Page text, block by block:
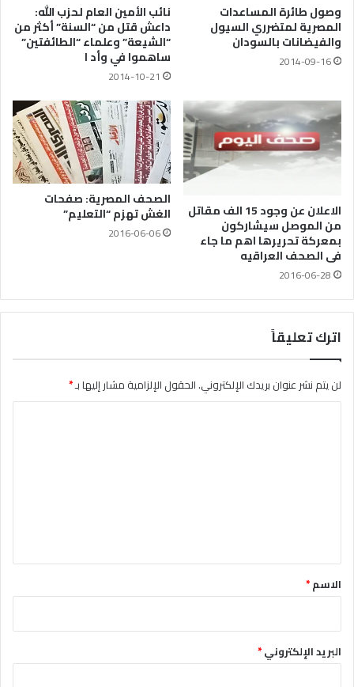
وصول طائرة المساعدات
المصرية لمتضرري السيول
والفيضانات بالسودان
2014-09-16
نائب الأمين العام لحزب الله:
داعش قتل من “السنة” أكثر من
“الشيعة” وعلماء “الطائفتين”
ساهموا في وأد ا
2014-10-21
الاعلان عن وجود 15 الف مقاتل
من الموصل سيشاركون
بمعركة تحريرها اهم ما جاء
فى الصحف العراقيه
2016-06-28
الصحف المصرية: صفحات
الغش تهزم “التعليم”
2016-06-06
اترك تعليقاً
لن يتم نشر عنوان بريدك الإلكتروني.الحقول الإلزامية مشار إليها بـ*
*الاسم*
البريد الإلكتروني*